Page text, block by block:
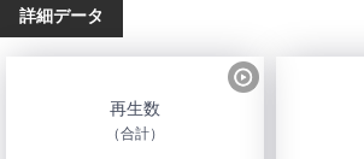
詳細データ
再生数
（合計）